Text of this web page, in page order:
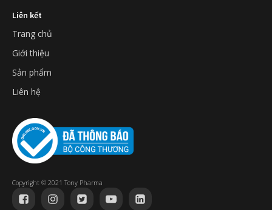
Liên kết
Trang chủ
Giới thiệu
Sản phẩm
Liên hệ
Copyright © 2021 Tony Pharma